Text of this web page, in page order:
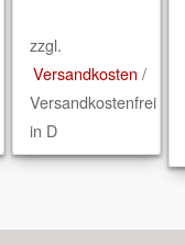
zzgl.
Versandkosten /
Versandkostenfrei
in D